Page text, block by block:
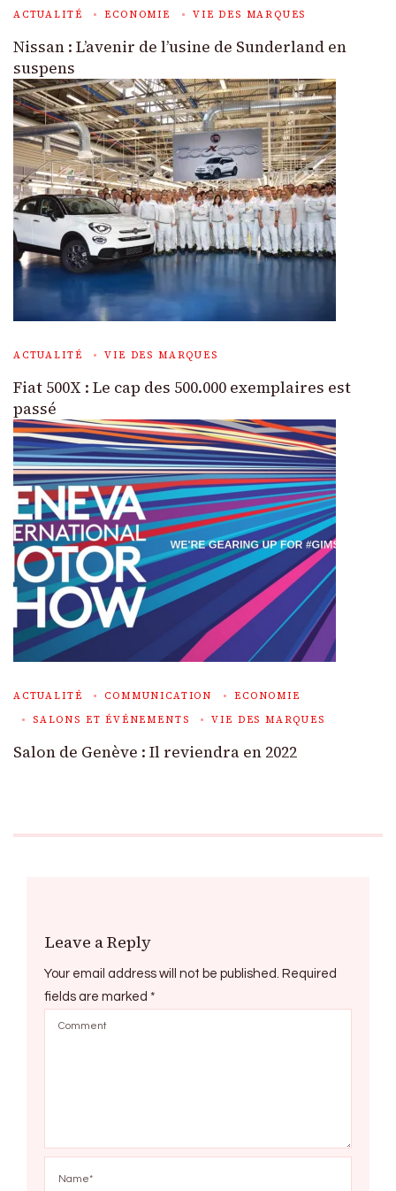
ACTUALITÉ ECONOMIE VIE DES MARQUES
Nissan : L’avenir de l’usine de Sunderland en
suspens
ACTUALITÉ VIE DES MARQUES
Fiat 500X : Le cap des 500.000 exemplaires est
passé
ACTUALITÉ COMMUNICATION
ECONOMIE
SALONS ET ÉVÉNEMENTS
VIE DES MARQUES
Salon de Genève : Il reviendra en 2022
Leave a Reply
Your email address will not be published. Required
fields are marked *